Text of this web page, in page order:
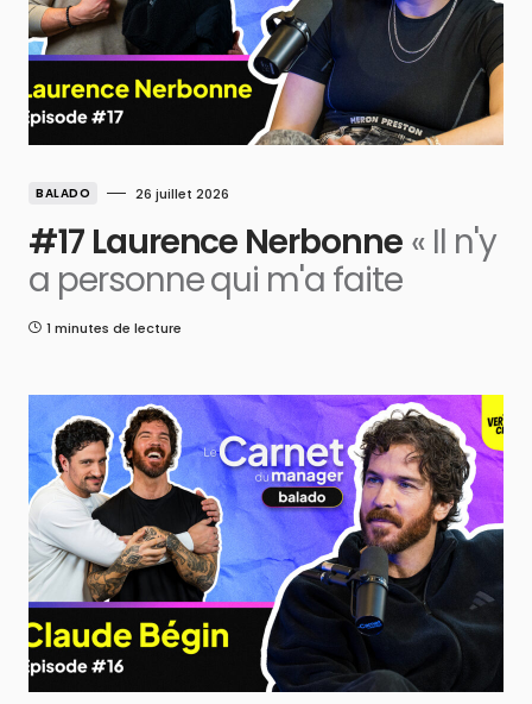
BALADO 26 juillet 2026
#17 Laurence Nerbonne « Il n'y
a personne qui m'a faite
1 minutes de lecture